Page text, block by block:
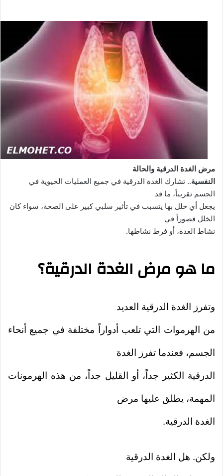
مرض الغدة الدرقية والحالة
النفسية.. تشارك الغدة الدرقية في جميع العمليات الحيوية في
الجسم تقريباً، ما قد
يجعل أي خلل بها يتسبب في تأثير سلبي كبير على الصحة، سواء كان
الخلل قصوراً في
نشاط الغدة، أو فرط نشاطها.
ما هو مرض الغدة الدرقية؟
وتفرز الغدة الدرقية العديد
من الهرموات التي تلعب أدواراً مختلفة في جميع أنحاء
الجسم، فعندما تفرز الغدة
الدرقية الكثير جداً، أو القليل جداً، من هذه الهرمونات
المهمة، يطلق عليها مرض
الغدة الدرقية.
ولكن. هل الغدة الدرقية